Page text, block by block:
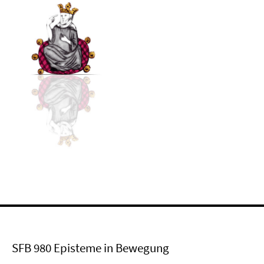
SFB 980 Episteme in Bewegung